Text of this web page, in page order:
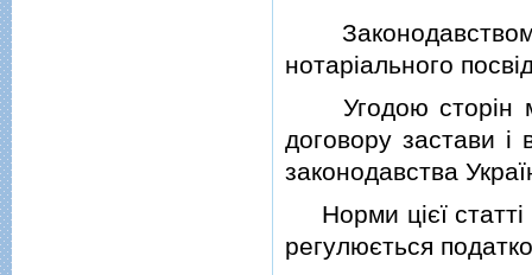
Законодавством
нотарiального
Угодою сторiн
договору застави i
законодавства
Норми цiєї статтi
регулюється